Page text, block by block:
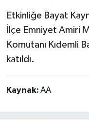
Etkinliğe Bayat
İlçe Emniyet Amiri
Komutanı Kıdemli
katıldı.
Kaynak: AA